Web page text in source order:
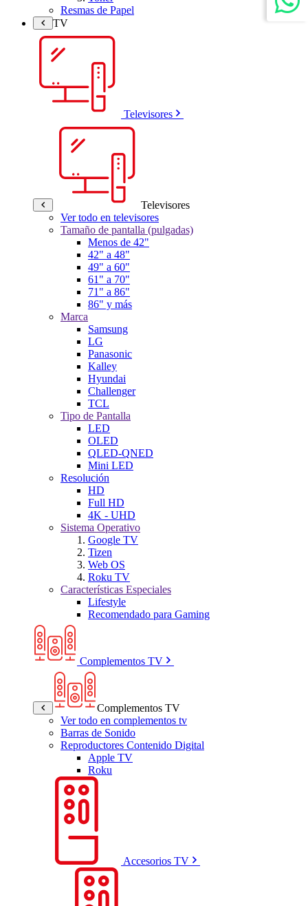
Resmas de Papel
TV
Televisores
Televisores
Ver todo en televisores
Tamaño de pantalla (pulgadas)
Menos de 42"
42" a 48"
49" a 60"
61" a 70"
71" a 86"
86" y más
Marca
Samsung
LG
Panasonic
Kalley
Hyundai
Challenger
TCL
Tipo de Pantalla
LED
OLED
QLED-QNED
Mini LED
Resolución
HD
Full HD
4K - UHD
Sistema Operativo
Google TV
Tizen
Web OS
Roku TV
Características Especiales
Lifestyle
Recomendado para Gaming
Complementos TV
Complementos TV
Ver todo en complementos tv
Barras de Sonido
Reproductores Contenido Digital
Apple TV
Roku
Accesorios TV